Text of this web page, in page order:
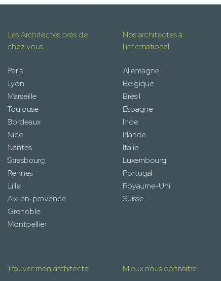
Les Architectes près de
chez vous
Paris
Lyon
Marseille
Toulouse
Bordeaux
Nice
Nantes
Strasbourg
Rennes
Lille
Aix-en-provence
Grenoble
Montpellier
Nos architectes à
l'international
Allemagne
Belgique
Brésil
Espagne
Inde
Irlande
Italie
Luxembourg
Portugal
Royaume-Uni
Suisse
Trouver mon architecte Mieux nous connaître